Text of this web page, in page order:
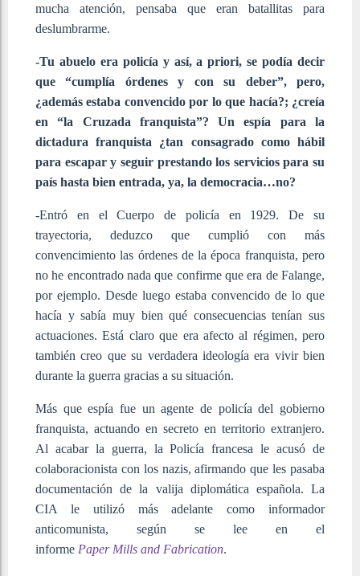
mucha atención, pensaba que eran batallitas para
deslumbrarme.
-Tu abuelo era policía y así, a priori, se podía decir
que “cumplía órdenes y con su deber”, pero,
¿además estaba convencido por lo que hacía?; ¿creía
en “la Cruzada franquista”? Un espía para la
dictadura franquista ¿tan consagrado como hábil
para escapar y seguir prestando los servicios para su
país hasta bien entrada, ya, la democracia…no?
-Entró en el Cuerpo de policía en 1929. De su
trayectoria, deduzco que cumplió con más
convencimiento las órdenes de la época franquista, pero
no he encontrado nada que confirme que era de Falange,
por ejemplo. Desde luego estaba convencido de lo que
hacía y sabía muy bien qué consecuencias tenían sus
actuaciones. Está claro que era afecto al régimen, pero
también creo que su verdadera ideología era vivir bien
durante la guerra gracias a su situación.
Más que espía fue un agente de policía del gobierno
franquista, actuando en secreto en territorio extranjero.
Al acabar la guerra, la Policía francesa le acusó de
colaboracionista con los nazis, afirmando que les pasaba
documentación de la valija diplomática española. La
CIA le utilizó más adelante como informador
anticomunista, según se lee en el
informe PaperMills and Fabrication.